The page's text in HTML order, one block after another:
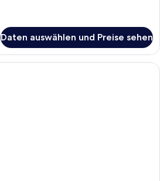
Daten auswählen und Preise sehen